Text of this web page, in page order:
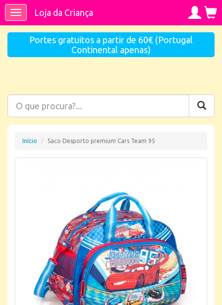
ToggleLoja da Criança
Portes gratuitos a partir de 60€ (Portugal
Continental apenas)
Início Saco Desporto premium Cars Team 95